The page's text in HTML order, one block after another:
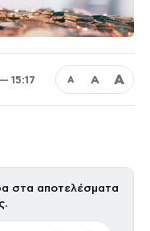
15:17 Α Α Α
στα αποτελέσματα